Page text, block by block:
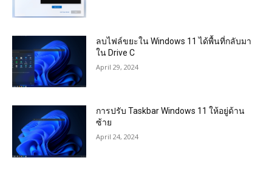
ลบไฟล์ขยะใน Windows 11 ได้พื้นที่กลับมา
ใน Drive C
April 29, 2024
การปรับ Taskbar Windows 11 ให้อยู่ด้าน
ซ้าย
April 24, 2024